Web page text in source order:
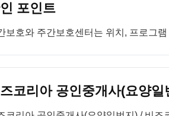
포인트
보호와 주간보호센터는 위치, 프로그
코리아 공인중개사(요양